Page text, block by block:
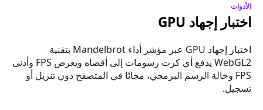
الأدوات
اختبار إجهاد GPU
اختبار إجهاد GPU عبر مؤشر أداء Mandelbrot بتقنية
WebGL2 يدفع أي كرت رسومات إلى أقصاه ويعرض FPS وأدنى
FPS وحالة الرسم البرمجي، مجانًا في المتصفح دون تنزيل أو
تسجيل.